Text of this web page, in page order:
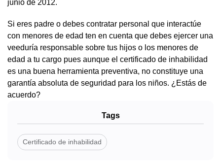
junio de 2012.
Si eres padre o debes contratar personal que interactúe
con menores de edad ten en cuenta que debes ejercer una
veeduría responsable sobre tus hijos o los menores de
edad a tu cargo pues aunque el certificado de inhabilidad
es una buena herramienta preventiva, no constituye una
garantía absoluta de seguridad para los niños. ¿Estás de
acuerdo?
Tags
Certificado de inhabilidad